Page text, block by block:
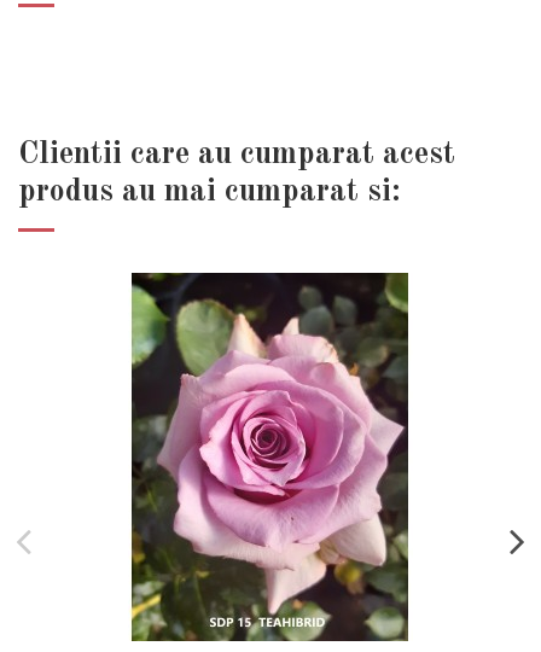
Clientii care au cumparat acest
produs au mai cumparat si: